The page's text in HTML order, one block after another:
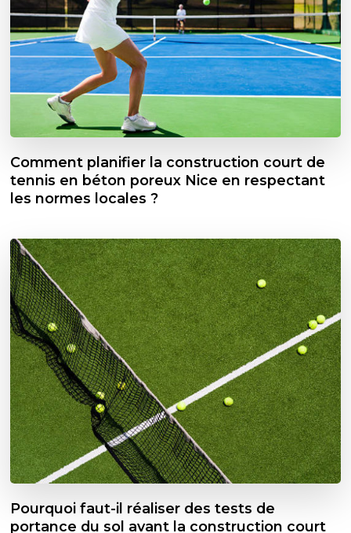
Comment planifier la construction court de
tennis en béton poreux Nice en respectant
les normes locales ?
Pourquoi faut-il réaliser des tests de
portance du sol avant la construction court